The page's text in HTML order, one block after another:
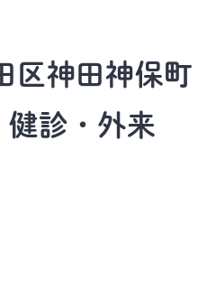
区神田神保町
健診・外来